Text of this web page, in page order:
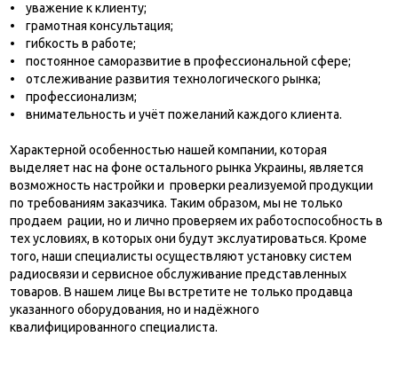
• уважение к клиенту;
• грамотная консультация;
• гибкость в работе;
• постоянное саморазвитие в профессиональной сфере;
• отслеживание развития технологического рынка;
• профессионализм;
• внимательность и учёт пожеланий каждого клиента.
Характерной особенностью нашей компании, которая
выделяет нас на фоне остального рынка Украины, является
возможность настройки и проверки реализуемой продукции
по требованиям заказчика. Таким образом, мы не только
продаем рации, но и лично проверяем их работоспособность в
тех условиях, в которых они будут экслуатироваться. Кроме
того, наши специалисты осуществляют установку систем
радиосвязи и сервисное обслуживание представленных
товаров. В нашем лице Вы встретите не только продавца
указанного оборудования, но и надёжного
квалифицированного специалиста.